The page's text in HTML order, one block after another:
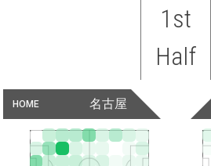
1st
Half
HOME 名古屋